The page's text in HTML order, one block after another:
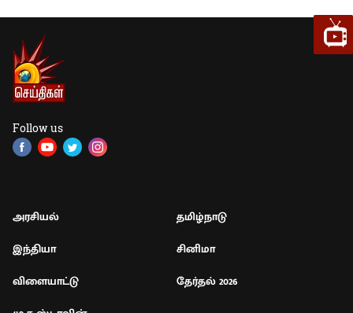
Follow us
அரசியல்
தமிழ்நாடு
இந்தியா
சினிமா
விளையாட்டு
தேர்தல் 2026